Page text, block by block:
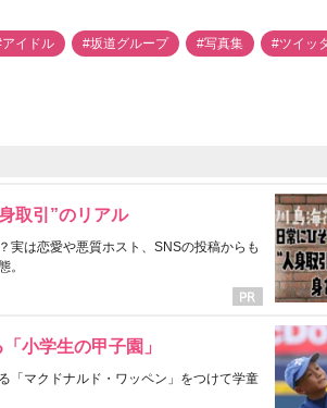
イドル #坂道グループ #写真集 #ツイッ
取引”のリアル
実は恋愛や悪質ホスト、SNSの投稿からも
。
小学生の甲子園」
「マクドナルド・ワッペン」をつけて学童